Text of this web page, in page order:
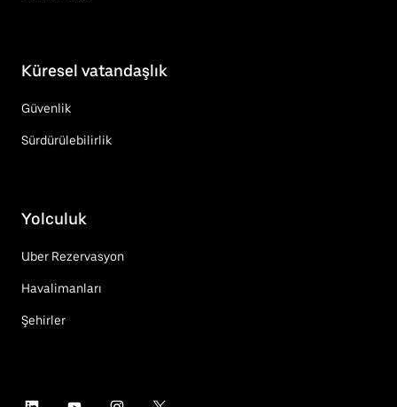
Küresel vatandaşlık
Güvenlik
Sürdürülebilirlik
Yolculuk
Uber Rezervasyon
Havalimanları
Şehirler